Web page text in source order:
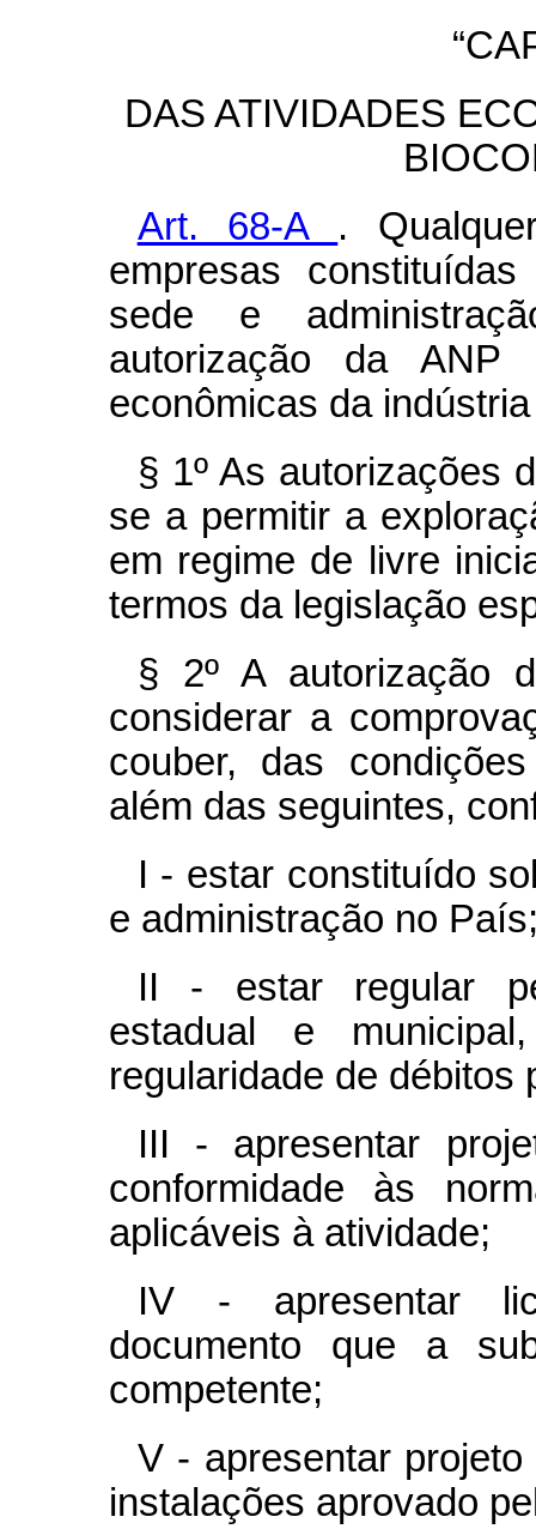
DAS ATIVIDADES
Art. 68-A .
empresas
sede e
autorização da ANP
econômicas da
§ 1º As autorizações
se a permitir a
em regime de livre
termos da legislação
§ 2º A
considerar a
couber, das
além das seguintes,
I - estar constituído
e administração no
II - estar regular
estadual e
regularidade de débitos
III - apresentar
conformidade às
aplicáveis à atividade;
IV - apresentar
documento que a
competente;
V - apresentar
instalações aprovado